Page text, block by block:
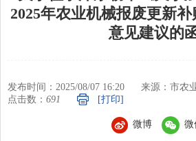
2025年农业机械报废更新补
意见建议的
发布时间：2025/08/07 16:20
来源：市农
点击数： 691 [打印]
微博 微